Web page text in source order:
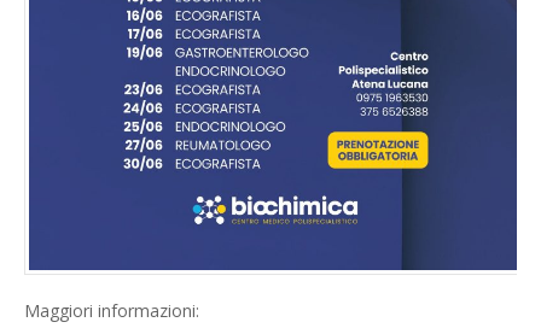
Maggiori informazioni: